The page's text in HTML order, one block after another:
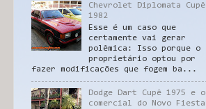
Chevrolet Diplomata Cupê
1982
Esse é um caso que
certamente vai gerar
polêmica: Isso porque o
proprietário optou por
fazer modificações que fogem ba...
Dodge Dart Cupê 1975 e o
comercial do Novo Fiesta